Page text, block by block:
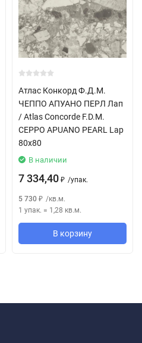
Атлас Конкорд Ф.Д.М.
ЧЕППО АПУАНО ПЕРЛ Лап
/ Atlas Concorde F.D.M.
CEPPO APUANO PEARL Lap
80x80
В наличии
7 334,40 ₽ /упак.
5 730 ₽ /кв.м.
1 упак. = 1,28 кв.м.
В корзину